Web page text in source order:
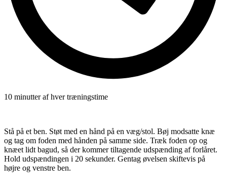
10 minutter af hver træningstime
Stå på et ben. Støt med en hånd på en væg/stol. Bøj modsatte knæ
og tag om foden med hånden på samme side. Træk foden op og
knæet lidt bagud, så der kommer tiltagende udspænding af forlåret.
Hold udspændingen i 20 sekunder. Gentag øvelsen skiftevis på
højre og venstre ben.